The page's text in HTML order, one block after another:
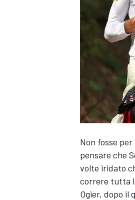
Non fosse
pensare che
volte iridato
correre tutta
Ogier, dopo il